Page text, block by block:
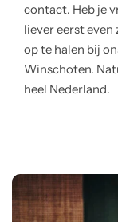
contact. Heb je
liever eerst
op te halen bij
Winschoten.
heel Nederland.